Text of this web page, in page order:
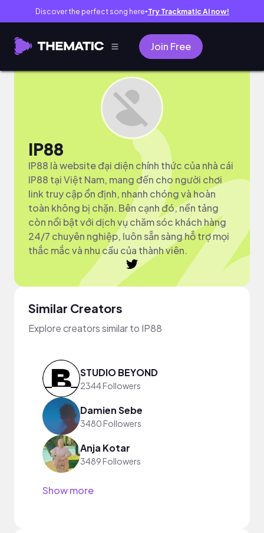
Discover the perfect song here● Try Trackmatic AI now!
Join Free
IP88
IP88 là website đại diện chính thức của nhà cái
IP88 tại Việt Nam, mang đến cho người chơi
link truy cập ổn định, nhanh chóng và hoàn
toàn không bị chặn. Bên cạnh đó, nền tảng
còn nổi bật với dịch vụ chăm sóc khách hàng
24/7 chuyên nghiệp, luôn sẵn sàng hỗ trợ mọi
thắc mắc và nhu cầu của thành viên.
Similar Creators
Explore creators similar to IP88
STUDIO BEYOND
2344 Followers
Damien Sebe
3480 Followers
Anja Kotar
3489 Followers
Show more